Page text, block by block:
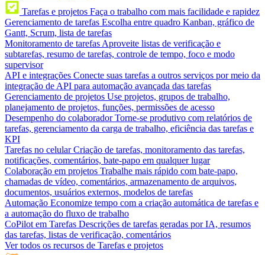
Tarefas e projetos Faça o trabalho com mais facilidade e rapidez
Gerenciamento de tarefas Escolha entre quadro Kanban, gráfico de
Gantt, Scrum, lista de tarefas
Monitoramento de tarefas Aproveite listas de verificação e
subtarefas, resumo de tarefas, controle de tempo, foco e modo
supervisor
API e integrações Conecte suas tarefas a outros serviços por meio da
integração de API para automação avançada das tarefas
Gerenciamento de projetos Use projetos, grupos de trabalho,
planejamento de projetos, funções, permissões de acesso
Desempenho do colaborador Torne-se produtivo com relatórios de
tarefas, gerenciamento da carga de trabalho, eficiência das tarefas e
KPI
Tarefas no celular Criação de tarefas, monitoramento das tarefas,
notificações, comentários, bate-papo em qualquer lugar
Colaboração em projetos Trabalhe mais rápido com bate-papo,
chamadas de vídeo, comentários, armazenamento de arquivos,
documentos, usuários externos, modelos de tarefas
Automação Economize tempo com a criação automática de tarefas e
a automação do fluxo de trabalho
CoPilot em Tarefas Descrições de tarefas geradas por IA, resumos
das tarefas, listas de verificação, comentários
Ver todos os recursos de Tarefas e projetos